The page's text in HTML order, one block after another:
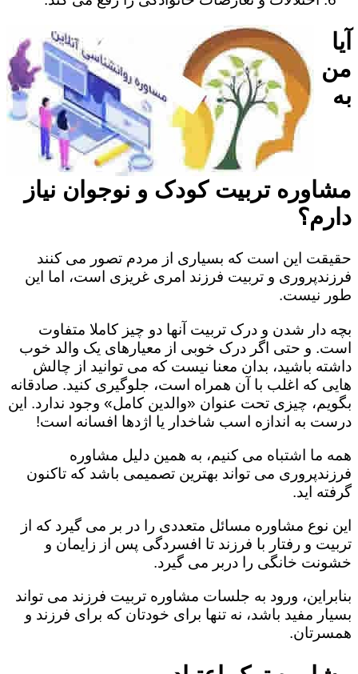
آیا
من
به
مشاوره تربیت کودک و نوجوان نیاز
دارم؟
حقیقت این است که بسیاری از مردم تصور می کنند
فرزندپروری و تربیت فرزند امری غریزی است، اما این
طور نیست.
بچه دار شدن و درک تربیت آنها دو چیز کاملا متفاوت
است. و حتی اگر درک خوبی از معیارهای یک والد خوب
داشته باشید، بدان معنا نیست که می توانید از چالش
هایی که اغلب با آن همراه است، جلوگیری کنید. صادقانه
بگویم، چیزی تحت عنوان «والدین کامل» وجود ندارد. این
درست به اندازه اسب شاخدار یا اژدها افسانه است!
همه ما اشتباه می کنیم، به همین دلیل مشاوره
فرزندپروری می تواند بهترین تصمیمی باشد که تاکنون
گرفته اید.
این نوع مشاوره مسائل متعددی را در بر می گیرد که از
تربیت و رفتار با فرزند تا افسردگی پس از زایمان و
خشونت خانگی را دربر می گیرد.
بنابراین، ورود به جلسات مشاوره تربیت فرزند می تواند
بسیار مفید باشد، نه تنها برای خودتان که برای فرزند و
همسرتان.